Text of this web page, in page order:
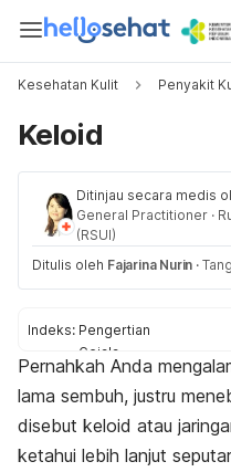
Kesehatan Kulit Penyakit
Keloid
Ditinjau secara medis
General Practitioner ·
(RSUI)
Ditulis oleh Fajarina Nurin ·
Indeks: Pengertian
Gejala
Penyebab
Faktor risiko
Diagnosis
Pencegahan
Pernahkah Anda
lama sembuh, justru
disebut keloid atau
ketahui lebih lanjut